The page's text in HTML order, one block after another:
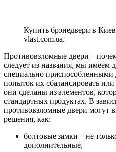
Купить бронедвери в
vlast.com.ua.
Противовзломные двери –
следует из названия, мы имеем
специально
попыток их сбалансировать или
они сделаны из элементов,
стандартных продуктах. В
противовзломные двери могут
решения, как:
болтовые замки – не
дополнительные,